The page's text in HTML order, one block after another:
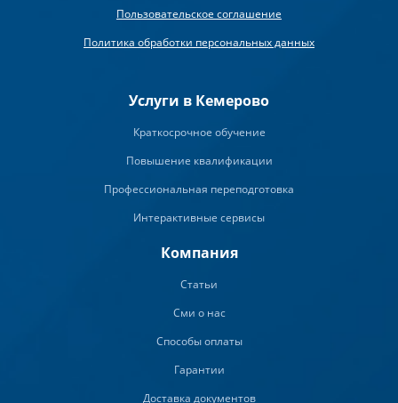
Пользовательское соглашение
Политика обработки персональных данных
Услуги в Кемерово
Краткосрочное обучение
Повышение квалификации
Профессиональная переподготовка
Интерактивные сервисы
Компания
Статьи
Сми о нас
Способы оплаты
Гарантии
Доставка документов